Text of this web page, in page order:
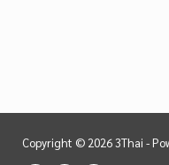
Copyright © 2026 3Thai -